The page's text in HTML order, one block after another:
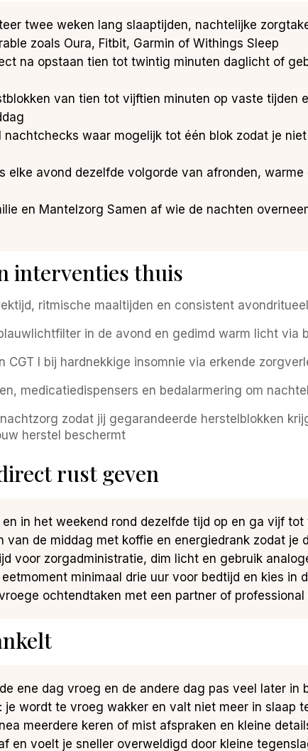
twee weken lang slaaptijden, nachtelijke
zoals Oura, Fitbit, Garmin of Withings Sleep
na opstaan tien tot twintig minuten daglicht of
van tien tot vijftien minuten op vaste tijden
nachtchecks waar mogelijk tot één blok zodat je
elke avond dezelfde volgorde van afronden,
en Mantelzorg Samen af wie de nachten
interventies thuis
ritmische maaltijden en consistent avondritueel
in de avond en gedimd warm licht via
CGT I bij hardnekkige insomnie via erkende
medicatiedispensers en bedalarmering om
zodat jij gegarandeerde herstelblokken
herstel beschermt
rust geven
in het weekend rond dezelfde tijd op en ga vijf
van de middag met koffie en energiedrank zodat je
voor zorgadministratie, dim licht en gebruik
minimaal drie uur voor bedtijd en kies in
ochtendtaken met een partner of
ene dag vroeg en de andere dag pas veel later in
: je wordt te vroeg wakker en valt niet meer in slaap
meerdere keren of mist afspraken en kleine
en voelt je sneller overweldigd door kleine